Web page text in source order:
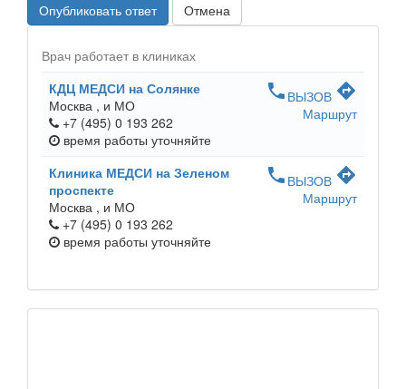
Опубликовать ответ Отмена
Врач работает в клиниках
КДЦ МЕДСИ на Солянке
Москва , и МО
+7 (495) 0 193 262
время работы уточняйте
phone ВЫЗОВ directions
Маршрут
Клиника МЕДСИ на Зеленом
проспекте
Москва , и МО
+7 (495) 0 193 262
время работы уточняйте
phone ВЫЗОВ directions
Маршрут